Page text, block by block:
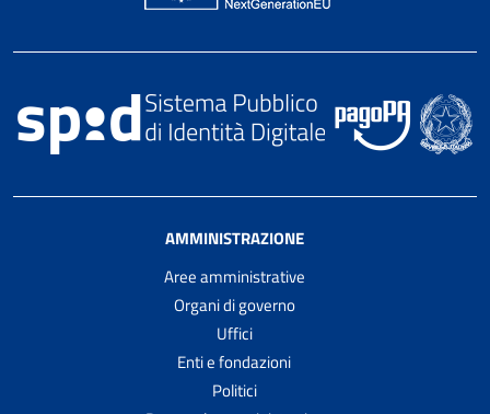
AMMINISTRAZIONE
Aree amministrative
Organi di governo
Uffici
Enti e fondazioni
Politici